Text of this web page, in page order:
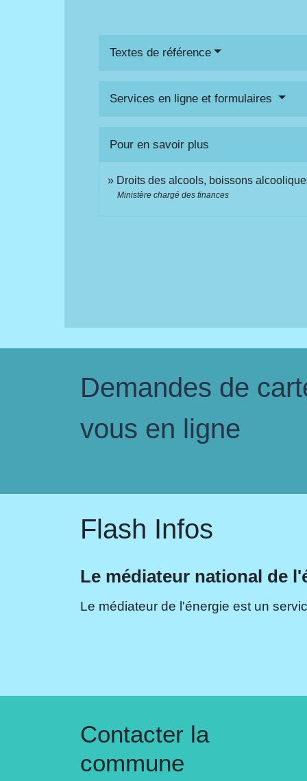
Textes de référence
Services en ligne et formulaires
Pour en savoir plus
Droits des alcools, boissons
Ministère chargé des finances
Demandes de
vous en ligne
Flash Infos
Le médiateur national de
Le médiateur de l'énergie est un
Contacter la
commune